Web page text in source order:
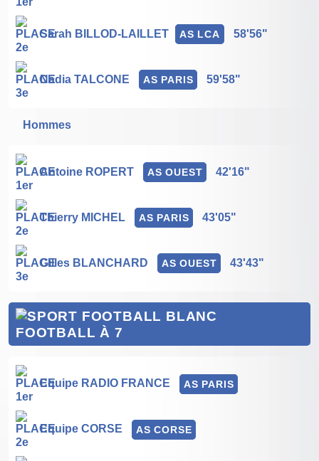
Sarah BILLOD-LAILLET AS LCA 58'56"
Nadia TALCONE AS PARIS 59'58"
Hommes
Antoine ROPERT AS OUEST 42'16"
Thierry MICHEL AS PARIS 43'05"
Gilles BLANCHARD AS OUEST 43'43"
FOOTBALL À 7
Equipe RADIO FRANCE AS PARIS
Equipe CORSE AS CORSE